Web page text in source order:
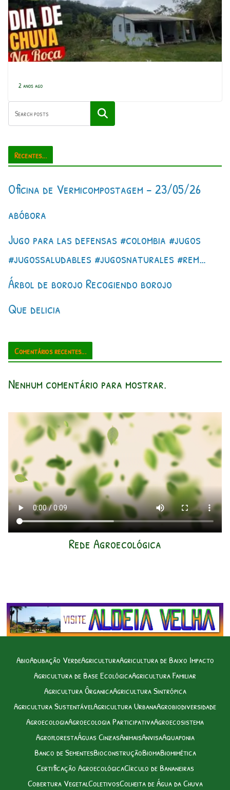
2 anos ago
Pesquisar
Recentes...
Oficina de Vermicompostagem – 23/05/26
abóbora
Jugo para las defensas #colombia #jugos
#jugossaludables #jugosnaturales #rem…
Árbol de borojo Recogiendo borojo
Que delicia
Comentários recentes...
Nenhum comentário para mostrar.
Rede Agroecológica
AbioAdubação VerdeAgriculturaAgricultura de Baixo Impacto
Agricultura de Base EcológicaAgricultura Familiar
Agricultura ÔrganicaAgricultura Sintrópica
Agricultura SustentávelAgricultura UrbanaAgrobiodiversidade
AgroecologiaAgroecologia ParticipativaAgroecosistema
AgroflorestaÁguas CinzasAnimaisAnvisaAquaponia
Banco de SementesBioconstruçãoBiomaBiomimética
Certificação AgroecológicaCírculo de Bananeiras
Cobertura VegetalColetivosColheita de Água da Chuva